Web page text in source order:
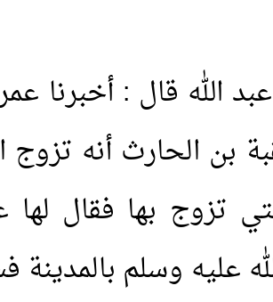
الله قال : أخبرنا
الحارث أنه تزوج
تزوج بها فقال لها
عليه وسلم بالمدينة
هل قولهم(تفاءلوا بالخير تجدوه) حديث
أَخَّرْتَنِي إِلَى أَجَلٍ قَرِيبٍ فَأَصَّدَّقَ}
الحذاء أثناء العمرة
الجن والشياطين يعلمون ما يدور